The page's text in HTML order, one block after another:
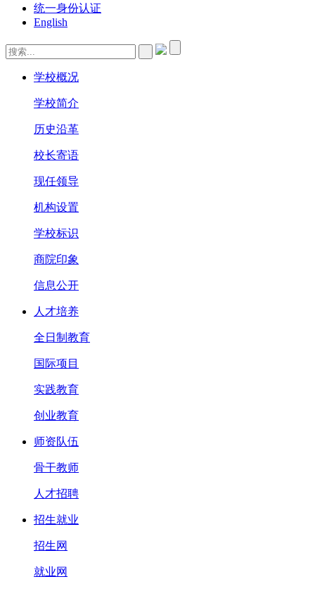
统一身份认证
English
学校概况
学校简介
历史沿革
校长寄语
现任领导
机构设置
学校标识
商院印象
信息公开
人才培养
全日制教育
国际项目
实践教育
创业教育
师资队伍
骨干教师
人才招聘
招生就业
招生网
就业网